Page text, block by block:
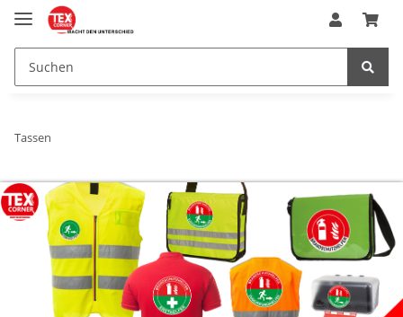
Tassen